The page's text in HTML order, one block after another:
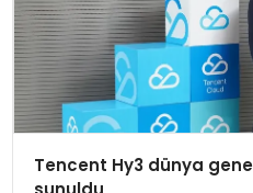
Tencent Hy3 dünya